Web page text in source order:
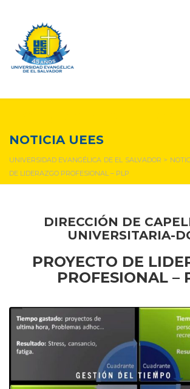
NOTICIA UEES
UNIVERSIDAD EVANGÉLICA DE EL SALVADOR >
DE LIDERAZGO PROFESIONAL – PLP
DIRECCIÓN DE
UNIVERSITARIA-
PROYECTO DE
PROFESIONAL –